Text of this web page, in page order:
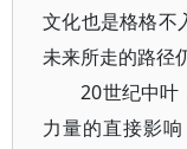
文化也是格格不
未来所走的路径
20世纪中叶
力量的直接影